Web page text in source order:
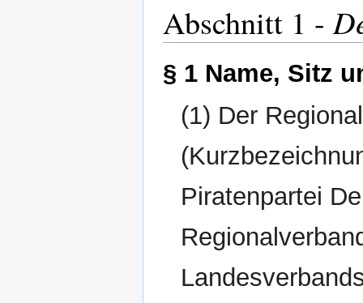
Abschnitt 1 -
§ 1 Name, Sitz
(1) Der
Piratenpartei